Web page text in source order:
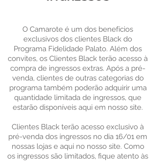
O Camarote é um dos benefícios
exclusivos dos clientes Black do
Programa Fidelidade Palato. Além dos
convites, os Clientes Black terão acesso à
compra de ingressos extras. Após a pré-
venda, clientes de outras categorias do
programa também poderão adquirir uma
quantidade limitada de ingressos, que
estarão disponíveis aqui em nosso site.
Clientes Black terão acesso exclusivo à
pré-venda dos ingressos no dia 16/01 em
nossas lojas e aqui no nosso site. Como
os ingressos são limitados, fique atento às